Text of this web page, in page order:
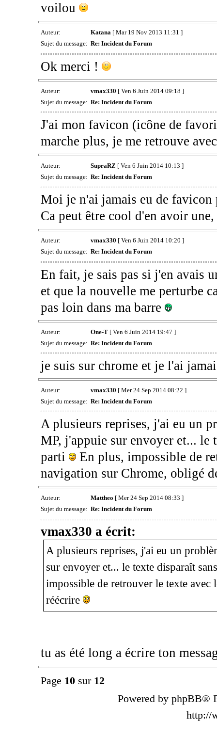
voilou
Auteur: Katana[ Mar 19 Nov 2013 11:31 ]
Sujet du message: Re: Incident du Forum
Ok merci !
Auteur: vmax330 [ Ven 6 Juin 2014 09:18 ]
Sujet du message: Re: Incident du Forum
J'ai mon favicon (icône de
marche plus, je me retrouve
Auteur: SupraRZ [ Ven 6 Juin 2014 10:13 ]
Sujet du message: Re: Incident du Forum
Moi je n'ai jamais eu de favicon
Ca peut être cool d'en avoir
Auteur: vmax330 [ Ven 6 Juin 2014 10:20 ]
Sujet du message: Re: Incident du Forum
En fait, je sais pas si j'en avais
et que la nouvelle me perturbe
pas loin dans ma barre
Auteur: One-T[ Ven 6 Juin 2014 19:47 ]
Sujet du message: Re: Incident du Forum
je suis sur chrome et je l'ai
Auteur: vmax330 [ Mer 24 Sep 2014 08:22 ]
Sujet du message: Re: Incident du Forum
A plusieurs reprises, j'ai eu un
MP, j'appuie sur envoyer et... le
parti
En plus, impossible de
navigation sur Chrome, obligé
Auteur: Mattheo [ Mer 24 Sep 2014 08:33 ]
Sujet du message: Re: Incident du Forum
vmax330 a écrit:
A plusieurs reprises, j'ai eu un
sur envoyer et... le texte disparaît
impossible de retrouver le texte
réécrire
tu as été long a écrire ton
Page 10sur 12
Powered by phpBB®
http://